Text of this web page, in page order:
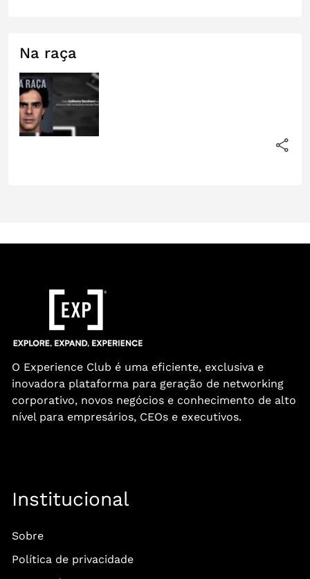
Na raça
O Experience Club é uma eficiente, exclusiva e
inovadora plataforma para geração de networking
corporativo, novos negócios e conhecimento de alto
nível para empresários, CEOs e executivos.
Institucional
Sobre
Política de privacidade